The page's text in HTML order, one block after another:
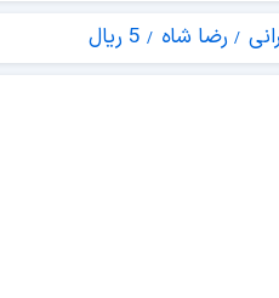
رضا شاه 5 ریال